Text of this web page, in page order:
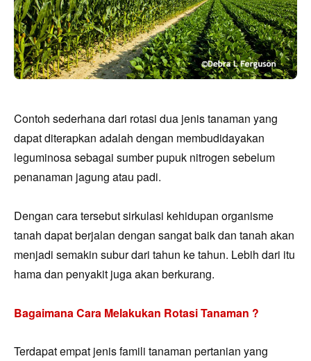
Contoh sederhana dari rotasi dua jenis tanaman yang
dapat diterapkan adalah dengan membudidayakan
leguminosa sebagai sumber pupuk nitrogen sebelum
penanaman jagung atau padi.
Dengan cara tersebut sirkulasi kehidupan organisme
tanah dapat berjalan dengan sangat baik dan tanah akan
menjadi semakin subur dari tahun ke tahun. Lebih dari itu
hama dan penyakit juga akan berkurang.
Bagaimana Cara Melakukan Rotasi Tanaman ?
Terdapat empat jenis famili tanaman pertanian yang